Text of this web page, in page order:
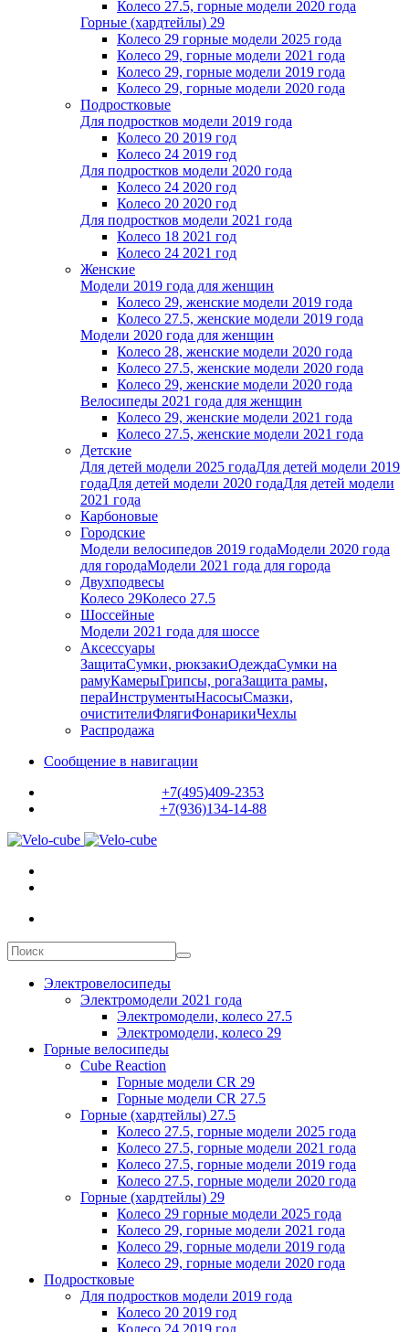
Колесо 27.5, горные модели 2020 года
Горные (хардтейлы) 29
Колесо 29 горные модели 2025 года
Колесо 29, горные модели 2021 года
Колесо 29, горные модели 2019 года
Колесо 29, горные модели 2020 года
Подростковые
Для подростков модели 2019 года
Колесо 20 2019 год
Колесо 24 2019 год
Для подростков модели 2020 года
Колесо 24 2020 год
Колесо 20 2020 год
Для подростков модели 2021 года
Колесо 18 2021 год
Колесо 24 2021 год
Женскиe
Модели 2019 года для женщин
Колесо 29, женские модели 2019 года
Колесо 27.5, женские модели 2019 года
Модели 2020 года для женщин
Колесо 28, женские модели 2020 года
Колесо 27.5, женские модели 2020 года
Колесо 29, женские модели 2020 года
Велосипеды 2021 года для женщин
Колесо 29, женские модели 2021 года
Колесо 27.5, женские модели 2021 года
Детские
Для детей модели 2025 годаДля детей модели 2019
годаДля детей модели 2020 годаДля детей модели
2021 года
Карбоновые
Городские
Модели велосипедов 2019 годаМодели 2020 года
для городаМодели 2021 года для города
Двухподвесы
Колесо 29Колесо 27.5
Шоссейные
Модели 2021 года для шоссе
Аксессуары
ЗащитаСумки, рюкзакиОдеждаСумки на
рамуКамерыГрипсы, рогаЗащита рамы,
пераИнструментыНасосыСмазки,
очистителиФлягиФонарикиЧехлы
Распродажа
Сообщение в навигации
+7(495)409-2353
+7(936)134-14-88
Электровелосипеды
Электромодели 2021 года
Электромодели, колесо 27.5
Электромодели, колесо 29
Горные велосипеды
Cube Reaction
Горные модели CR 29
Горные модели CR 27.5
Горные (хардтейлы) 27.5
Колесо 27.5, горные модели 2025 года
Колесо 27.5, горные модели 2021 года
Колесо 27.5, горные модели 2019 года
Колесо 27.5, горные модели 2020 года
Горные (хардтейлы) 29
Колесо 29 горные модели 2025 года
Колесо 29, горные модели 2021 года
Колесо 29, горные модели 2019 года
Колесо 29, горные модели 2020 года
Подростковые
Для подростков модели 2019 года
Колесо 20 2019 год
Колесо 24 2019 год